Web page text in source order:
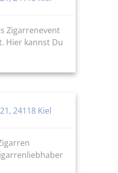
Zigarrenevent
Hier kannst Du
24118 Kiel